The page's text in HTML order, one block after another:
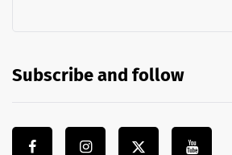
Subscribe and follow